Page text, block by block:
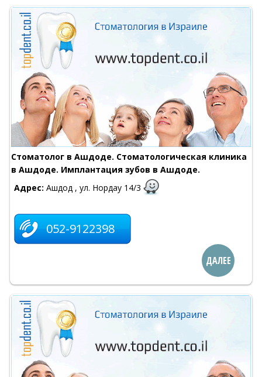
Стоматолог в Ашдоде. Стоматологическая клиника
в Ашдоде. Имплантация зубов в Ашдоде.
Адрес: Ашдод , ул. Нордау 14/3
052-9122398
ДАЛЕЕ